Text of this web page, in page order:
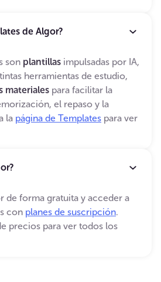
de Algor?
son plantillas impulsadas por IA,
herramientas de estudio,
materiales para facilitar la
el repaso y la
la página de Templates para ver
de forma gratuita y acceder a
con planes de suscripción.
precios para ver todos los